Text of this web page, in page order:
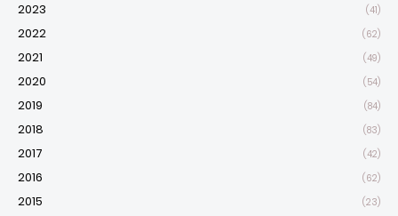
2023 (41)
2022 (62)
2021 (49)
2020 (54)
2019 (84)
2018 (83)
2017 (42)
2016 (62)
2015 (23)